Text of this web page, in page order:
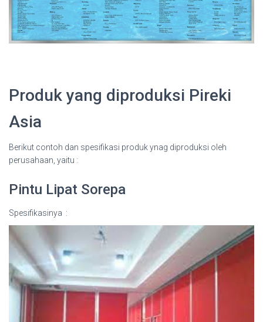
Produk yang diproduksi Pireki
Asia
Berikut contoh dan spesifikasi produk ynag diproduksi oleh
perusahaan, yaitu :
Pintu Lipat Sorepa
Spesifikasinya :